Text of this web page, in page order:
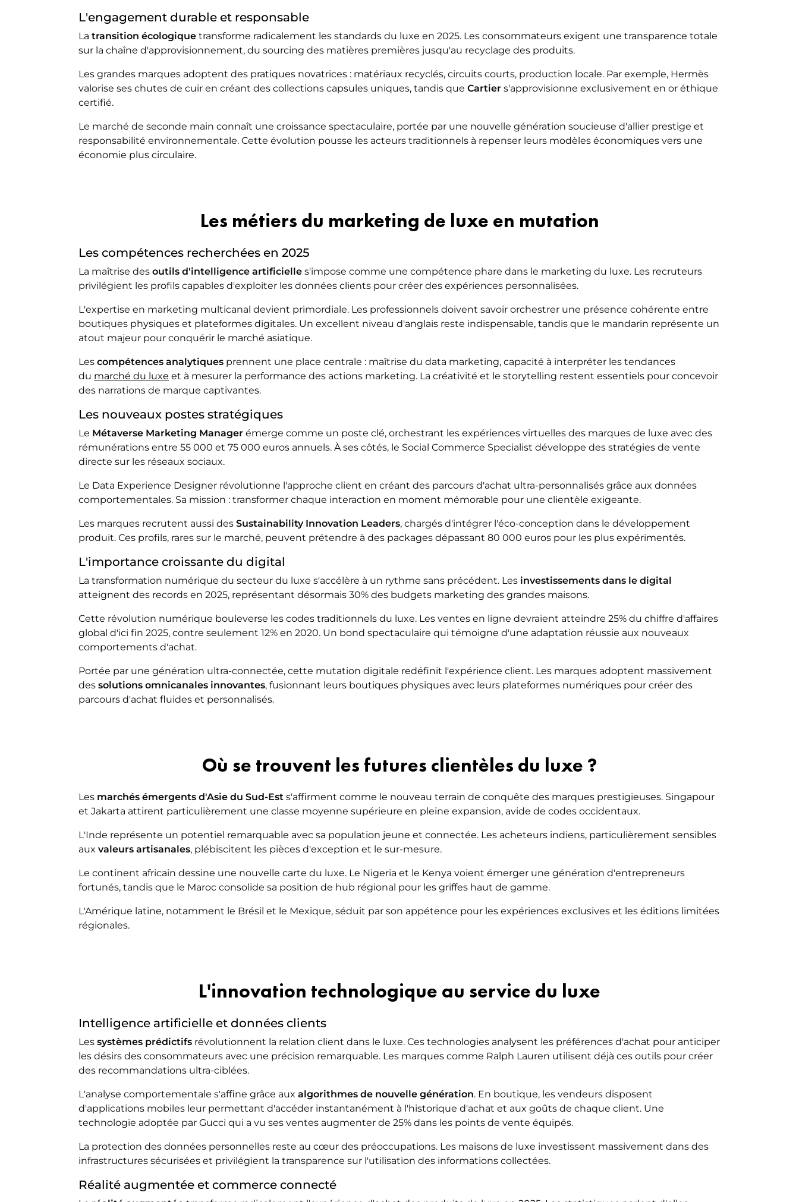
L'engagement durable et responsable
La transition écologique transforme radicalement les standards du luxe en 2025. Les consommateurs exigent une transparence totale
sur la chaîne d'approvisionnement, du sourcing des matières premières jusqu'au recyclage des produits.
Les grandes marques adoptent des pratiques novatrices : matériaux recyclés, circuits courts, production locale. Par exemple, Hermès
valorise ses chutes de cuir en créant des collections capsules uniques, tandis que Cartier s'approvisionne exclusivement en or éthique
certifié.
Le marché de seconde main connaît une croissance spectaculaire, portée par une nouvelle génération soucieuse d'allier prestige et
responsabilité environnementale. Cette évolution pousse les acteurs traditionnels à repenser leurs modèles économiques vers une
économie plus circulaire.
Les métiers du marketing de luxe en mutation
Les compétences recherchées en 2025
La maîtrise des outils d'intelligence artificielle s'impose comme une compétence phare dans le marketing du luxe. Les recruteurs
privilégient les profils capables d'exploiter les données clients pour créer des expériences personnalisées.
L'expertise en marketing multicanal devient primordiale. Les professionnels doivent savoir orchestrer une présence cohérente entre
boutiques physiques et plateformes digitales. Un excellent niveau d'anglais reste indispensable, tandis que le mandarin représente un
atout majeur pour conquérir le marché asiatique.
Les compétences analytiques prennent une place centrale : maîtrise du data marketing, capacité à interpréter les tendances
du marché du luxe et à mesurer la performance des actions marketing. La créativité et le storytelling restent essentiels pour concevoir
des narrations de marque captivantes.
Les nouveaux postes stratégiques
Le Métaverse Marketing Manager émerge comme un poste clé, orchestrant les expériences virtuelles des marques de luxe avec des
rémunérations entre 55 000 et 75 000 euros annuels. À ses côtés, le Social Commerce Specialist développe des stratégies de vente
directe sur les réseaux sociaux.
Le Data Experience Designer révolutionne l'approche client en créant des parcours d'achat ultra-personnalisés grâce aux données
comportementales. Sa mission : transformer chaque interaction en moment mémorable pour une clientèle exigeante.
Les marques recrutent aussi des Sustainability Innovation Leaders, chargés d'intégrer l'éco-conception dans le développement
produit. Ces profils, rares sur le marché, peuvent prétendre à des packages dépassant 80 000 euros pour les plus expérimentés.
L'importance croissante du digital
La transformation numérique du secteur du luxe s'accélère à un rythme sans précédent. Les investissements dans le digital
atteignent des records en 2025, représentant désormais 30% des budgets marketing des grandes maisons.
Cette révolution numérique bouleverse les codes traditionnels du luxe. Les ventes en ligne devraient atteindre 25% du chiffre d'affaires
global d'ici fin 2025, contre seulement 12% en 2020. Un bond spectaculaire qui témoigne d'une adaptation réussie aux nouveaux
comportements d'achat.
Portée par une génération ultra-connectée, cette mutation digitale redéfinit l'expérience client. Les marques adoptent massivement
des solutions omnicanales innovantes, fusionnant leurs boutiques physiques avec leurs plateformes numériques pour créer des
parcours d'achat fluides et personnalisés.
Où se trouvent les futures clientèles du luxe ?
Les marchés émergents d'Asie du Sud-Est s'affirment comme le nouveau terrain de conquête des marques prestigieuses. Singapour
et Jakarta attirent particulièrement une classe moyenne supérieure en pleine expansion, avide de codes occidentaux.
L'Inde représente un potentiel remarquable avec sa population jeune et connectée. Les acheteurs indiens, particulièrement sensibles
aux valeurs artisanales, plébiscitent les pièces d'exception et le sur-mesure.
Le continent africain dessine une nouvelle carte du luxe. Le Nigeria et le Kenya voient émerger une génération d'entrepreneurs
fortunés, tandis que le Maroc consolide sa position de hub régional pour les griffes haut de gamme.
L'Amérique latine, notamment le Brésil et le Mexique, séduit par son appétence pour les expériences exclusives et les éditions limitées
régionales.
L'innovation technologique au service du luxe
Intelligence artificielle et données clients
Les systèmes prédictifs révolutionnent la relation client dans le luxe. Ces technologies analysent les préférences d'achat pour anticiper
les désirs des consommateurs avec une précision remarquable. Les marques comme Ralph Lauren utilisent déjà ces outils pour créer
des recommandations ultra-ciblées.
L'analyse comportementale s'affine grâce aux algorithmes de nouvelle génération. En boutique, les vendeurs disposent
d'applications mobiles leur permettant d'accéder instantanément à l'historique d'achat et aux goûts de chaque client. Une
technologie adoptée par Gucci qui a vu ses ventes augmenter de 25% dans les points de vente équipés.
La protection des données personnelles reste au cœur des préoccupations. Les maisons de luxe investissent massivement dans des
infrastructures sécurisées et privilégient la transparence sur l'utilisation des informations collectées.
Réalité augmentée et commerce connecté